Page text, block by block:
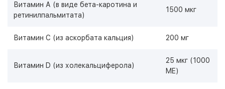
Витамин А (в виде бета-каротина и
ретинилпальмитата)
1500 мкг
Витамин С (из аскорбата кальция) 200 мг
Витамин D (из холекальциферола)
25 мкг (1000
ME)